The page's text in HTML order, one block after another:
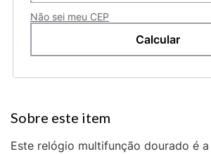
Não sei meu CEP
Este relógio multifunção dourado é